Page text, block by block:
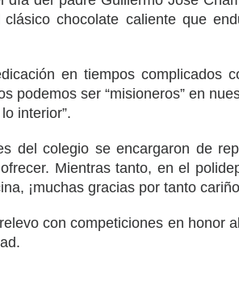
chocolate caliente que
en tiempos complicados
podemos ser “misioneros” en
interior”.
del colegio se encargaron de
Mientras tanto, en el
¡muchas gracias por tanto
con competiciones en honor